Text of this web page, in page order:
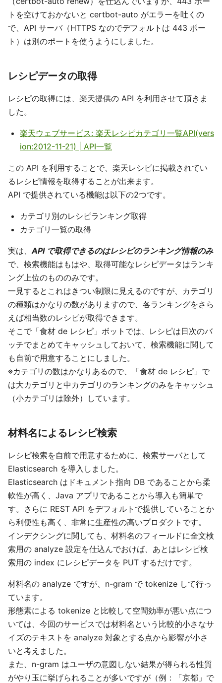
トを空けておかないと certbot-auto がエラーを吐くの
で、API サーバ（HTTPS なのでデフォルトは 443 ポー
ト）は別のポートを使うようにしました。
レシピデータの取得
レシピの取得には、楽天提供の API を利用させて頂きま
した。
楽天ウェブサービス: 楽天レシピカテゴリ一覧API(vers
ion:2012-11-21) | API一覧
この API を利用することで、楽天レシピに掲載されてい
るレシピ情報を取得することが出来ます。
API で提供されている機能は以下の2つです。
カテゴリ別のレシピランキング取得
カテゴリ一覧の取得
実は、 API で取得できるのはレシピのランキング情報のみ
で、検索機能はもはや、取得可能なレシピデータはランキ
ング上位のもののみです。
一見するとこれはきつい制限に見えるのですが、カテゴリ
の種類はかなりの数がありますので、各ランキングをさら
えば相当数のレシピが取得できます。
そこで「食材 de レシピ」ボットでは、レシピは日次のバ
ッチでまとめてキャッシュしておいて、検索機能に関して
も自前で用意することにしました。
※カテゴリの数はかなりあるので、「食材 de レシピ」で
は大カテゴリと中カテゴリのランキングのみをキャッシュ
（小カテゴリは除外）しています。
材料名によるレシピ検索
レシピ検索を自前で用意するために、検索サーバとして
Elasticsearch を導入しました。
Elasticsearch はドキュメント指向 DB であることから柔
軟性が高く、Java アプリであることから導入も簡単で
す。さらに REST API をデフォルトで提供していることか
ら利便性も高く、非常に生産性の高いプロダクトです。
インデクシングに関しても、材料名のフィールドに全文検
索用の analyze 設定を仕込んでおけば、あとはレシピ検
索用の index にレシピデータを PUT するだけです。
材料名の analyze ですが、n-gram で tokenize して行っ
ています。
形態素による tokenize と比較して空間効率が悪い点につ
いては、今回のサービスでは材料名という比較的小さなサ
イズのテキストを analyze 対象とする点から影響が小さ
いと考えました。
また、n-gram はユーザの意図しない結果が得られる性質
がやり玉に挙げられることが多いですが（例：「京都」で